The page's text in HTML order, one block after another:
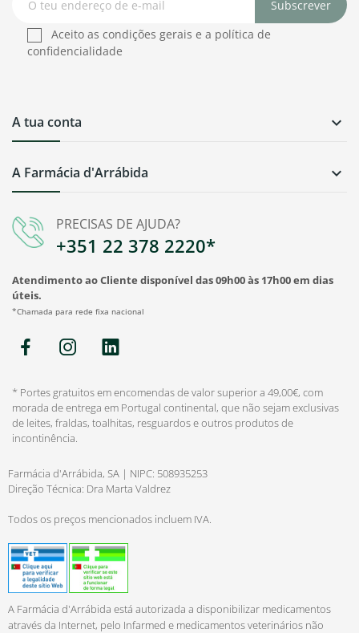
PRECISAS DE AJUDA?
+351 22 378 2220*
Atendimento ao Cliente disponível das 09h00 às 17h00 em dias
úteis.
*Chamada para rede fixa nacional
A Farmácia d'Arrábida 
A tua conta 
Subscrever
Aceito as condições gerais e a política de
confidencialidade
* Portes gratuitos em encomendas de valor superior a 49,00€, com
morada de entrega em Portugal continental, que não sejam exclusivas
de leites, fraldas, toalhitas, resguardos e outros produtos de
incontinência.
Farmácia d'Arrábida, SA | NIPC: 508935253
Direção Técnica: Dra Marta Valdrez
Todos os preços mencionados incluem IVA.
A Farmácia d'Arrábida está autorizada a disponibilizar medicamentos
através da Internet, pelo Infarmed e medicamentos veterinários não